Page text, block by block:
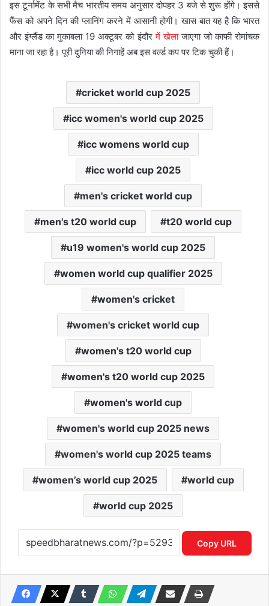
इस टूर्नामेंट के सभी मैच भारतीय समय अनुसार दोपहर 3 बजे से शुरू होंगे। इससे
फैंस को अपने दिन की प्लानिंग करने में आसानी होगी। खास बात यह है कि भारत
और इंग्लैंड का मुकाबला 19 अक्टूबर को इंदौरमें खेलाजाएगा जो काफी रोमांचक
माना जा रहा है। पूरी दुनिया की निगाहें अब इस वर्ल्ड कप पर टिक चुकी हैं।
cricket world cup 2025
icc women's world cup 2025
icc womens world cup
icc world cup 2025
men's cricket world cup
men's t20 world cup t20 world cup
u19 women's world cup 2025
women world cup qualifier 2025
women's cricket
women's cricket world cup
women's t20 world cup
women's t20 world cup 2025
women's world cup
women's world cup 2025 news
women's world cup 2025 teams
women’s world cup 2025 world cup
world cup 2025
Copy URL